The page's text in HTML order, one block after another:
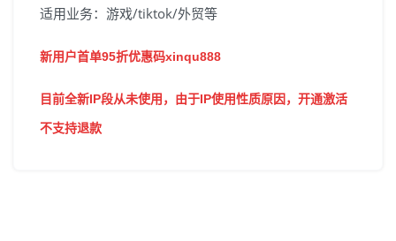
适用业务：游戏/tiktok/外贸等
新用户首单95折优惠码xinqu888
目前全新IP段从未使用，由于IP使用性质原因，开通激活
不支持退款